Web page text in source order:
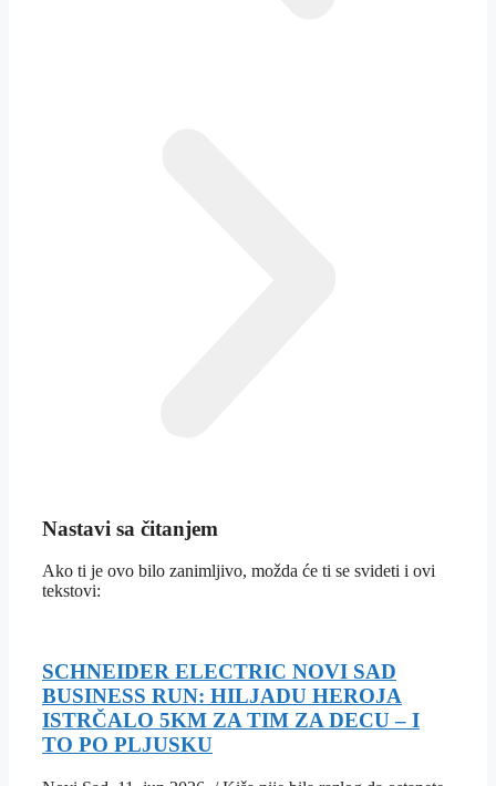
Nastavi sa čitanjem
Ako ti je ovo bilo zanimljivo, možda će ti se svideti i ovi
tekstovi:
SCHNEIDER ELECTRIC NOVI SAD
BUSINESS RUN: HILJADU HEROJA
ISTRČALO 5KM ZA TIM ZA DECU – I
TO PO PLJUSKU